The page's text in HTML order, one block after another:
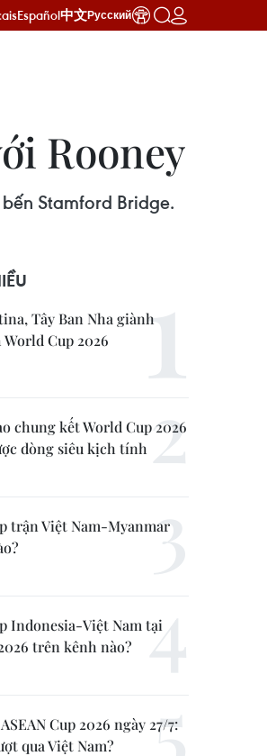
Español中文Русский
Rooney
Stamford Bridge.
Tây Ban Nha giành
Cup 2026
chung kết World Cup 2026
dòng siêu kịch tính
trận Việt Nam-Myanmar
Indonesia-Việt Nam tại
trên kênh nào?
Cup 2026 ngày 27/7:
qua Việt Nam?